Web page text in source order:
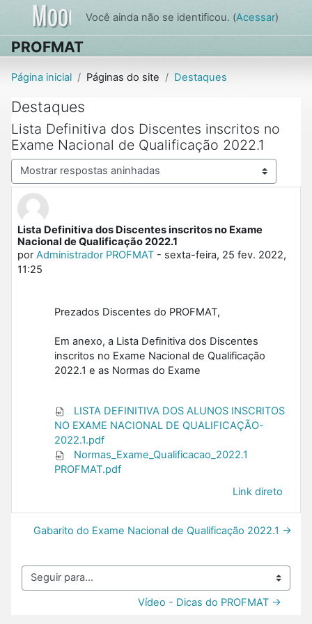
Ir para o conteúdo principal
Você ainda não se identificou. (Acessar)
PROFMAT
Página inicial Páginas do site Destaques
Destaques
Lista Definitiva dos Discentes inscritos no
Exame Nacional de Qualificação 2022.1
Modo de visualização
Lista Definitiva dos Discentes inscritos no Exame
Nacional de Qualificação 2022.1
porAdministrador PROFMAT - sexta-feira, 25 fev. 2022,
11:25
Número de respostas: 0
Prezados Discentes do PROFMAT,
Em anexo, a Lista Definitiva dos Discentes
inscritos no Exame Nacional de Qualificação
2022.1 e as Normas do Exame
LISTA DEFINITIVA DOS ALUNOS INSCRITOS
NO EXAME NACIONAL DE QUALIFICAÇÃO-
2022.1.pdf
Normas_Exame_Qualificacao_2022.1
PROFMAT.pdf
Link direto
Gabarito do Exame Nacional de Qualificação 2022.1 →
Seguir para...
Vídeo - Dicas do PROFMAT →